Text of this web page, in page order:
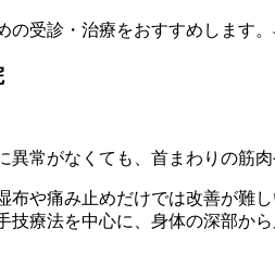
受診・治療をおすすめします
常がなくても、首まわりの筋
や痛み止めだけでは改善が難し
療法を中心に、身体の深部か